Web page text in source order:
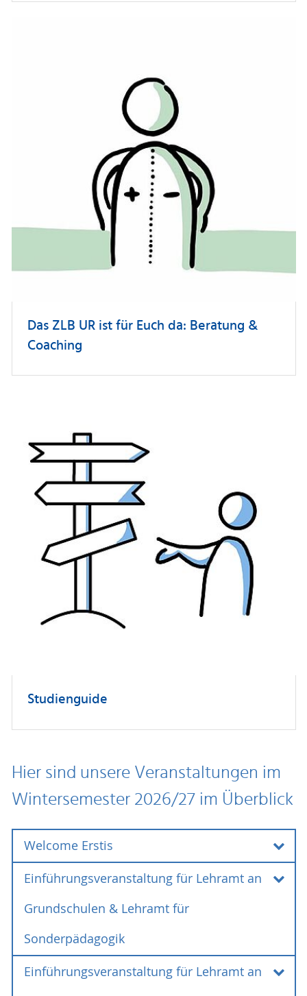
Das ZLB UR ist für Euch da: Beratung &
Coaching
Studienguide
Hier sind unsere Veranstaltungen im
Wintersemester 2026/27 im Überblick
Welcome Erstis
Welcome Erstis
Bald geht es los – und vielleicht seid ihr schon ein
aufgeregt. Genau dafür gibt es unsere Online-
Veranstaltung "Welcome Erstis"!
Einführungsveranstaltung für Lehramt an
Grundschulen & Lehramt für
Sonderpädagogik
Einführungsveranstaltung für Lehramt an
Einführungsveranstaltung für Lehramt an